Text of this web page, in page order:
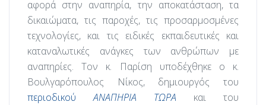
αφορά στην αναπηρία, την αποκατάσταση, τα
δικαιώματα, τις παροχές, τις προσαρμοσμένες
τεχνολογίες, και τις ειδικές εκπαιδευτικές και
καταναλωτικές ανάγκες των ανθρώπων με
αναπηρίες. Τον κ. Παρίση υποδέχθηκε ο κ.
Βουλγαρόπουλος Νίκος, δημιουργός του
περιοδικούΑΝΑΠΗΡΙΑ ΤΩΡΑ και του